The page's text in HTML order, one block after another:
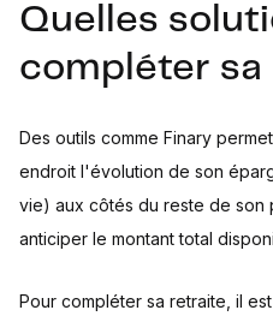
Quelles
compléter sa
Des outils comme Finary
endroit l'évolution de son
vie) aux côtés du reste de son
anticiper le montant total
Pour compléter sa retraite, il